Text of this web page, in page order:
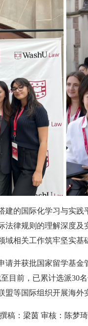
建的国际化学习与实
法律规则的理解深度
相关工作筑牢坚实基
请并获批国家留学基
目前，已累计选派30
等国际组织开展海外
稿：梁茵 审核：陈梦琦